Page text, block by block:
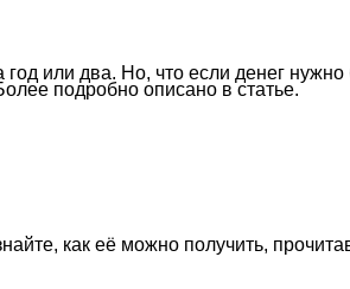
или два. Но, что если денег
подробно описано в статье.
как её можно получить,